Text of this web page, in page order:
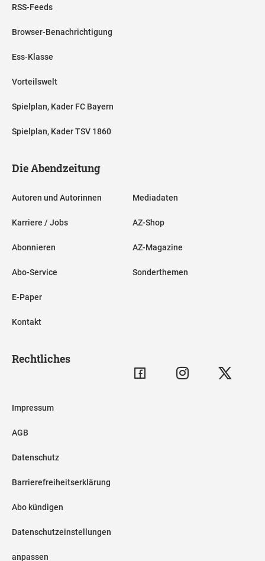
RSS-Feeds
Browser-Benachrichtigung
Ess-Klasse
Vorteilswelt
Spielplan, Kader FC Bayern
Spielplan, Kader TSV 1860
Die Abendzeitung
Autoren und Autorinnen
Karriere / Jobs
Abonnieren
Abo-Service
E-Paper
Kontakt
Mediadaten
AZ-Shop
AZ-Magazine
Sonderthemen
Rechtliches
Impressum
AGB
Datenschutz
Barrierefreiheitserklärung
Abo kündigen
Datenschutzeinstellungen
anpassen